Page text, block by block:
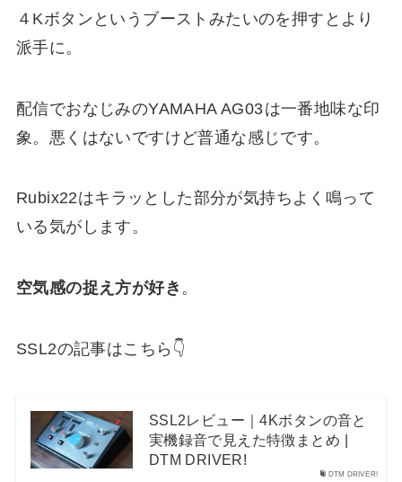
４Kボタンというブーストみたいのを押すとより
派手に。
配信でおなじみのYAMAHA AG03は一番地味な印
象。悪くはないですけど普通な感じです。
Rubix22はキラッとした部分が気持ちよく鳴って
いる気がします。
空気感の捉え方が好き 。
SSL2の記事はこちら👇
DTM DRIVER!
SSL2レビュー｜4Kボタンの音と
実機録音で見えた特徴まとめ |
DTM DRIVER!